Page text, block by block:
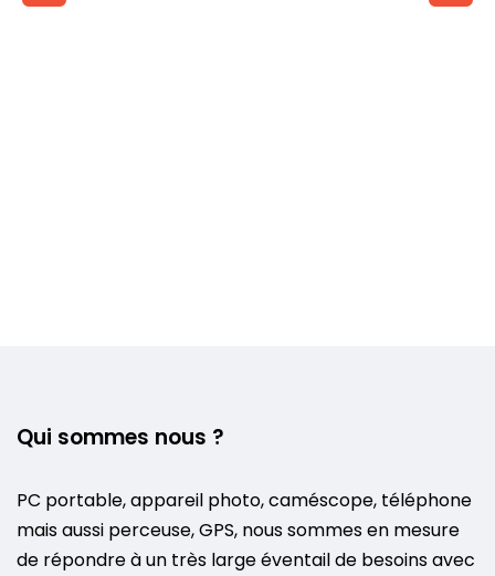
Qui sommes nous ?
PC portable, appareil photo, caméscope, téléphone
mais aussi perceuse, GPS, nous sommes en mesure
de répondre à un très large éventail de besoins avec